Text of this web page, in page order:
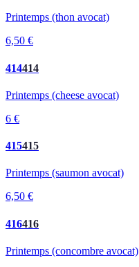
Printemps (thon avocat)
6,50 €
414414
Printemps (cheese avocat)
6 €
415415
Printemps (saumon avocat)
6,50 €
416416
Printemps (concombre avocat)